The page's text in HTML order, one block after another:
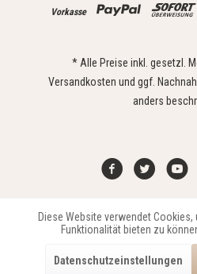
Vorkasse
* Alle Preise inkl. gesetzl.
Versandkosten und ggf.
anders
Kontakt Widerrufsrecht
Copyright © 2021 Edona Design
Funktionale
Diese Website verwendet
Funktionalität bieten zu
Datenschutzeinstellungen